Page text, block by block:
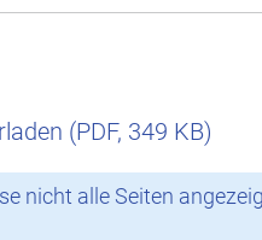
(PDF, 349 KB)
nicht alle Seiten